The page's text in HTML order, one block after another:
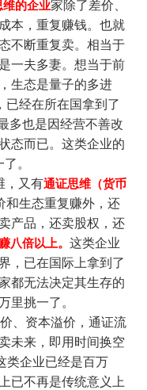
维的企业家除了差价、
本，重复赚钱。也就
不断重复卖。相当于
一夫多妻。想当于前
生态是量子的多进
已经在所在国拿到了
多也是因经营不善改
态而已。这类企业的
。
，又有通证思维（货币
和生态重复赚外，还
产品，还卖股权，还
赚八倍以上。 这类企业
，已在国际上拿到了
都无法决定其生存的
里挑一了。
、资本溢价，通证流
未来，即用时间换空
类企业已经是百万
已不再是传统意义上